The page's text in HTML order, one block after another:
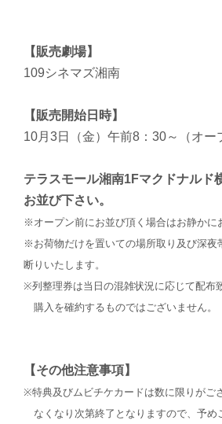
【販売劇場】
109シネマズ湘南
【販売開始日時】
10月3日（金）午前8：30～（オー
テラスモール湘南1Fマクドナル
お並び下さい。
※オープン前にお並び頂く場合はお静かに
※お荷物だけを置いての場所取り及び深夜
断りいたします。
※列整理券は当日の混雑状況に応じて配布
購入を確約するものではございません。
【その他注意事項】
※特典及びムビチケカードは数に限りがご
なくなり次第終了となりますので、予め